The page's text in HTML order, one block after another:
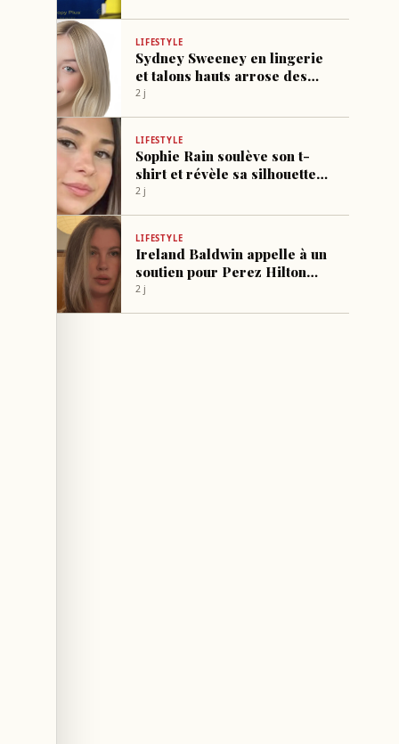
LIFESTYLE
Sydney Sweeney en lingerie
et talons hauts arrose des
plantes
2 j
LIFESTYLE
Sophie Rain soulève son t-
shirt et révèle sa silhouette
dans des sous-vêtements
2 j
LIFESTYLE
Ireland Baldwin appelle à un
soutien pour Perez Hilton
hospitalisé
2 j